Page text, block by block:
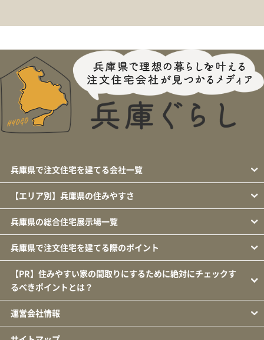
兵庫県で注文住宅を建てる会社一覧
【エリア別】兵庫県の住みやすさ
兵庫県の総合住宅展示場一覧
兵庫県で注文住宅を建てる際のポイント
【PR】住みやすい家の間取りにするために絶対にチェックす
るべきポイントとは？
運営会社情報